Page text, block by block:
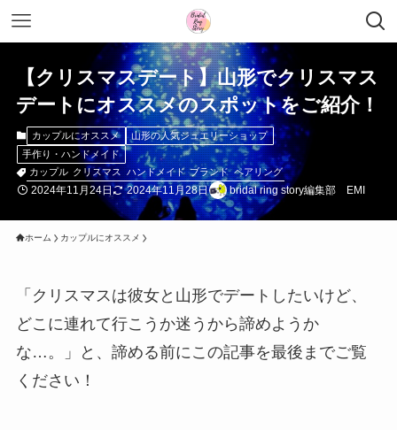
【クリスマスデート】山形でクリスマス
デートにオススメのスポットをご紹介！
カップルにオススメ
山形の人気ジュエリーショップ
手作り・ハンドメイド
カップル クリスマス ハンドメイド ブランド ペアリング
2024年11月24日 2024年11月28日 bridal ring story編集部 EMI
ホーム カップルにオススメ
「クリスマスは彼女と山形でデートしたいけど、
どこに連れて行こうか迷うから諦めようか
な…。」と、諦める前にこの記事を最後までご覧
ください！